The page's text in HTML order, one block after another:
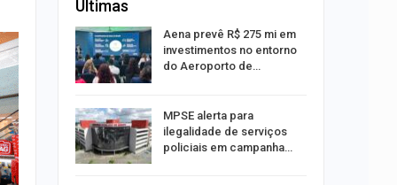
Últimas
do
Aena prevê R$ 275 mi em
investimentos no entorno
do Aeroporto de…
MPSE alerta para
ilegalidade de serviços
policiais em campanha…